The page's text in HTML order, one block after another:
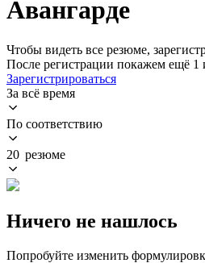
Авангарде
Чтобы видеть все резюме,
После регистрации покажем ещё 1
Зарегистрироваться
За всё время
По соответствию
20 резюме
Ничего не нашлось
Попробуйте изменить